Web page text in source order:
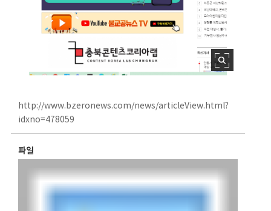
http://www.bzeronews.com/news/articleView.html?
idxno=478059
파일